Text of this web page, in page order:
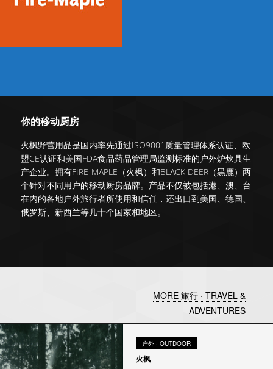
你的移动厨房
火枫野营用品是国内率先通过ISO9001质量管理体系认证、欧
盟CE认证和美国FDA食品药品管理局监测标准的户外炉炊具生
产企业。拥有FIRE-MAPLE（火枫）和BLACK DEER（黒鹿）两
个针对不同用户的移动厨房品牌。产品不仅被包括港、澳、台
在内的各地户外旅行者所使用和信任，还出口到美国、德国、
俄罗斯、新西兰等几十个国家和地区。
MORE 旅行 · TRAVEL &
ADVENTURES
户外 · OUTDOOR
火枫